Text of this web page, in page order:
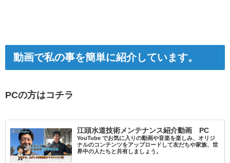
動画で私の事を簡単に紹介しています。
PCの方はコチラ
江頭水道技術メンテナンス紹介動画 PC
YouTube でお気に入りの動画や音楽を楽しみ、オリジ
ナルのコンテンツをアップロードして友だちや家族、世
界中の人たちと共有しましょう。